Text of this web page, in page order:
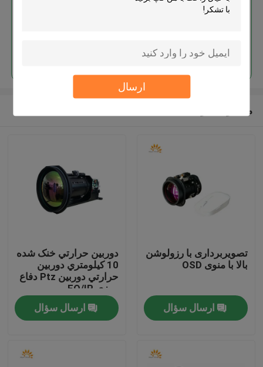
ارسال
ادامه هید
محصولات توصیه شده
تصویربرداری با رزولوشن
بالا با منوی OSD
ارسال سؤال
دوربين حرارتي خنک شده
10 کيلومتري دوربين
حرارتي دوربين Ptz دفاع
مرزي EO/IR
ارسال سؤال